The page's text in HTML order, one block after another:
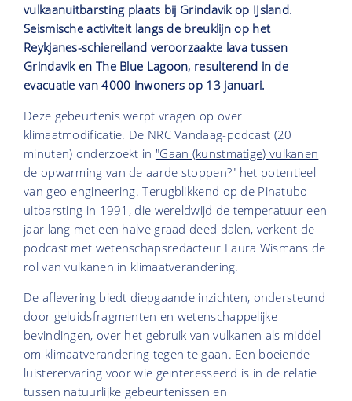
vulkaanuitbarsting plaats bij Grindavik op IJsland.
Seismische activiteit langs de breuklijn op het
Reykjanes-schiereiland veroorzaakte lava tussen
Grindavik en The Blue Lagoon, resulterend in de
evacuatie van 4000 inwoners op 13 januari.
Deze gebeurtenis werpt vragen op over
klimaatmodificatie. De NRC Vandaag-podcast (20
minuten) onderzoekt in "Gaan (kunstmatige) vulkanen
de opwarming van de aarde stoppen?" het potentieel
van geo-engineering. Terugblikkend op de Pinatubo-
uitbarsting in 1991, die wereldwijd de temperatuur een
jaar lang met een halve graad deed dalen, verkent de
podcast met wetenschapsredacteur Laura Wismans de
rol van vulkanen in klimaatverandering.
De aflevering biedt diepgaande inzichten, ondersteund
door geluidsfragmenten en wetenschappelijke
bevindingen, over het gebruik van vulkanen als middel
om klimaatverandering tegen te gaan. Een boeiende
luisterervaring voor wie geïnteresseerd is in de relatie
tussen natuurlijke gebeurtenissen en